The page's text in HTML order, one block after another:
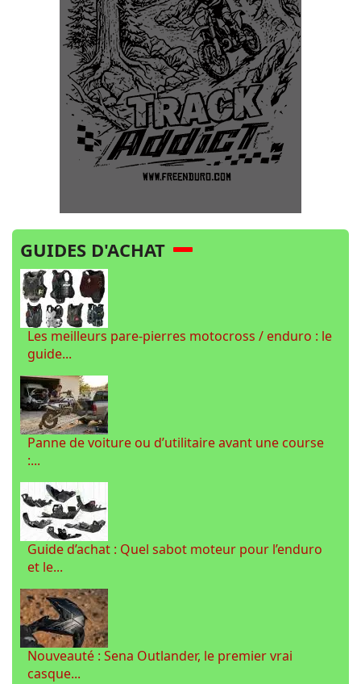
GUIDES D'ACHAT
Les meilleurs pare-pierres motocross / enduro : le
guide...
Panne de voiture ou d’utilitaire avant une course
:...
Guide d’achat : Quel sabot moteur pour l’enduro
et le...
Nouveauté : Sena Outlander, le premier vrai
casque...